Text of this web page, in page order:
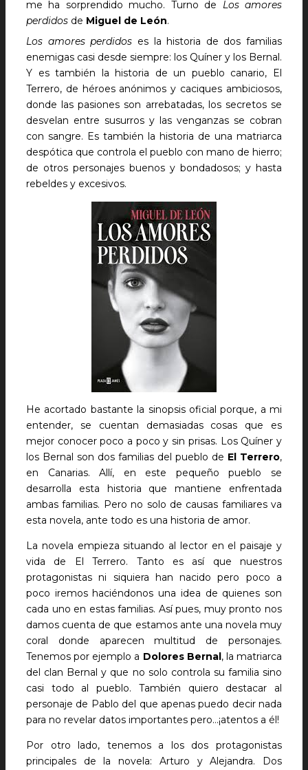
me ha sorprendido mucho. Turno de Los amores
perdidos de Miguel de León.
Los amores perdidos es la historia de dos familias
enemigas casi desde siempre: los Quíner y los Bernal.
Y es también la historia de un pueblo canario, El
Terrero, de héroes anónimos y caciques ambiciosos,
donde las pasiones son arrebatadas, los secretos se
desvelan entre susurros y las venganzas se cobran
con sangre. Es también la historia de una matriarca
despótica que controla el pueblo con mano de hierro;
de otros personajes buenos y bondadosos; y hasta
rebeldes y excesivos.
He acortado bastante la sinopsis oficial porque, a mi
entender, se cuentan demasiadas cosas que es
mejor conocer poco a poco y sin prisas. Los Quíner y
los Bernal son dos familias del pueblo de El Terrero,
en Canarias. Allí, en este pequeño pueblo se
desarrolla esta historia que mantiene enfrentada
ambas familias. Pero no solo de causas familiares va
esta novela, ante todo es una historia de amor.
La novela empieza situando al lector en el paisaje y
vida de El Terrero. Tanto es así que nuestros
protagonistas ni siquiera han nacido pero poco a
poco iremos haciéndonos una idea de quienes son
cada uno en estas familias. Así pues, muy pronto nos
damos cuenta de que estamos ante una novela muy
coral donde aparecen multitud de personajes.
Tenemos por ejemplo a Dolores Bernal, la matriarca
del clan Bernal y que no solo controla su familia sino
casi todo al pueblo. También quiero destacar al
personaje de Pablo del que apenas puedo decir nada
para no revelar datos importantes pero…¡atentos a él!
Por otro lado, tenemos a los dos protagonistas
principales de la novela: Arturo y Alejandra. Dos